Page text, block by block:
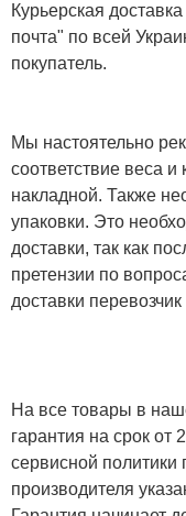
Курьерская
почта" по всей
покупатель.
Мы настоятельно
соответствие веса и
накладной. Также
упаковки. Это
доставки, так как
претензии по
доставки
На все товары в
гарантия на срок от
сервисной политики
производителя